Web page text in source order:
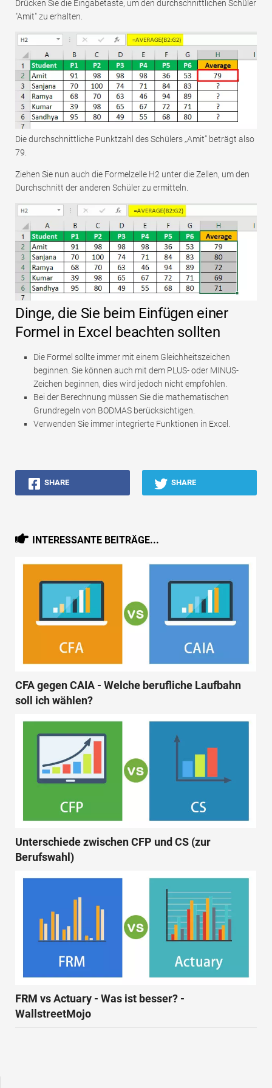
Drücken Sie die Eingabetaste, um den durchschnittlichen Schüler
"Amit" zu erhalten.
Die durchschnittliche Punktzahl des Schülers „Amit“ beträgt also
79.
Ziehen Sie nun auch die Formelzelle H2 unter die Zellen, um den
Durchschnitt der anderen Schüler zu ermitteln.
Dinge, die Sie beim Einfügen einer
Formel in Excel beachten sollten
Die Formel sollte immer mit einem Gleichheitszeichen
beginnen. Sie können auch mit dem PLUS- oder MINUS-
Zeichen beginnen, dies wird jedoch nicht empfohlen.
Bei der Berechnung müssen Sie die mathematischen
Grundregeln von BODMAS berücksichtigen.
Verwenden Sie immer integrierte Funktionen in Excel.
SHARE SHARE
INTERESSANTE BEITRÄGE...
CFA gegen CAIA - Welche berufliche Laufbahn
soll ich wählen?
Unterschiede zwischen CFP und CS (zur
Berufswahl)
FRM vs Actuary - Was ist besser? -
WallstreetMojo